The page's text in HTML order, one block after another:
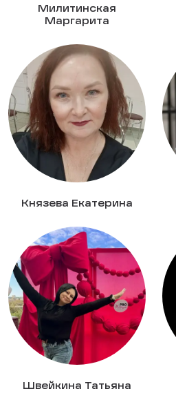
Милитинская
Маргарита
Князева Екатерина
Швейкина Татьяна